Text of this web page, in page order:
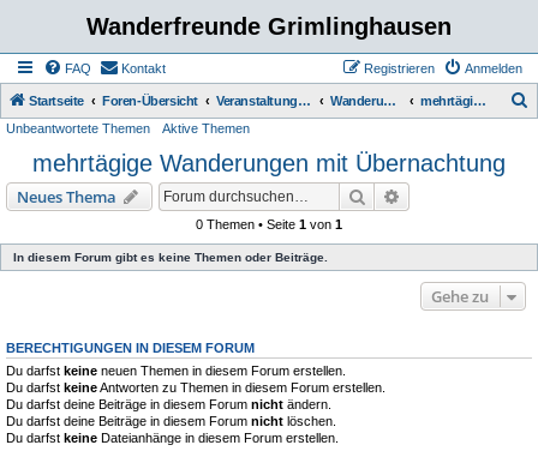
Wanderfreunde Grimlinghausen
FAQ Kontakt Anmelden
Registrieren
Startseite Foren-Übersicht Veranstaltungen / Wanderungen Wanderungen mehrtägige Wanderungen mit Übernachtung
Unbeantwortete Themen Aktive Themen
mehrtägige Wanderungen mit Übernachtung
Neues Thema Suche
0 Themen • Seite 1 von 1
In diesem Forum gibt es keine Themen oder Beiträge.
Gehe zu
BERECHTIGUNGEN IN DIESEM FORUM
Du darfst keine neuen Themen in diesem Forum erstellen.
Du darfst keineAntworten zu Themen in diesem Forum erstellen.
Du darfst deine Beiträge in diesem Forum nicht ändern.
Du darfst deine Beiträge in diesem Forum nicht löschen.
Du darfst keine Dateianhänge in diesem Forum erstellen.